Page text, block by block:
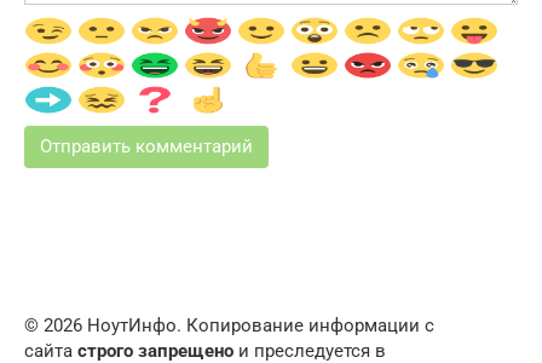
© 2026 НоутИнфо. Копирование информации с
сайта строго запрещено и преследуется в